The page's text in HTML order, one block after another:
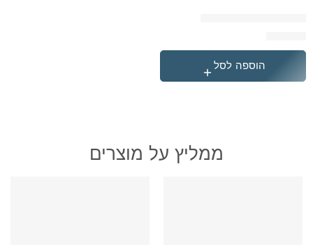
הוספה לסל
ממליץ על מוצרים